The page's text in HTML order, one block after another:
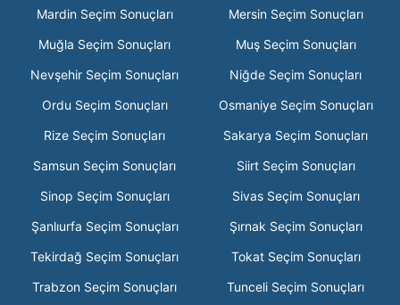
Mardin Seçim Sonuçları
Mersin Seçim Sonuçları
Muğla Seçim Sonuçları
Muş Seçim Sonuçları
Nevşehir Seçim Sonuçları
Niğde Seçim Sonuçları
Ordu Seçim Sonuçları
Osmaniye Seçim Sonuçları
Rize Seçim Sonuçları
Sakarya Seçim Sonuçları
Samsun Seçim Sonuçları
Siirt Seçim Sonuçları
Sinop Seçim Sonuçları
Sivas Seçim Sonuçları
Şanlıurfa Seçim Sonuçları
Şırnak Seçim Sonuçları
Tekirdağ Seçim Sonuçları
Tokat Seçim Sonuçları
Trabzon Seçim Sonuçları
Tunceli Seçim Sonuçları